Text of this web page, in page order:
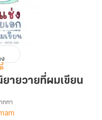
ายวายที่ผมเขียน
กา